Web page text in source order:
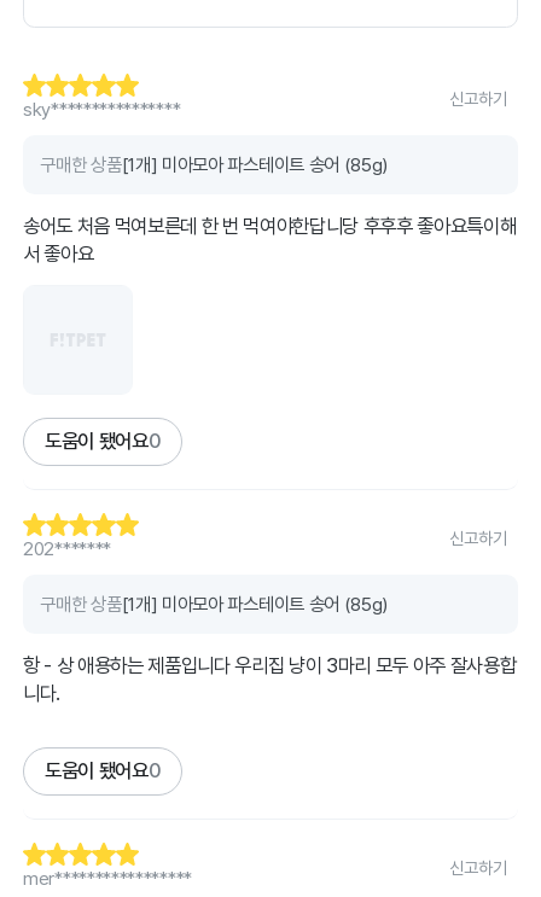
sky****************
신고하기
구매한 상품[1개] 미아모아 파스테이트 송어 (85g)
송어도 처음 먹여보른데 한 번 먹여야한답니당 후후후 좋아요특이해
서 좋아요
도움이 됐어요0
202*******
신고하기
구매한 상품[1개] 미아모아 파스테이트 송어 (85g)
항 - 상 애용하는 제품입니다 우리집 냥이 3마리 모두 아주 잘사용합
니다.
도움이 됐어요0
mer*****************
신고하기